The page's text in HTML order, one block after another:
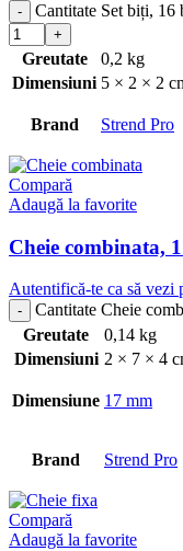
Cantitate Set biți, 16
Greutate
0,2 kg
Dimensiuni 5 × 2 × 2
Brand Strend Pro
Compară
Adaugă la favorite
Cheie combinata,
Autentifică-te ca să vezi
Cantitate Cheie
Greutate
0,14 kg
Dimensiuni 2 × 7 × 4
Dimensiune 17 mm
Brand Strend Pro
Compară
Adaugă la favorite